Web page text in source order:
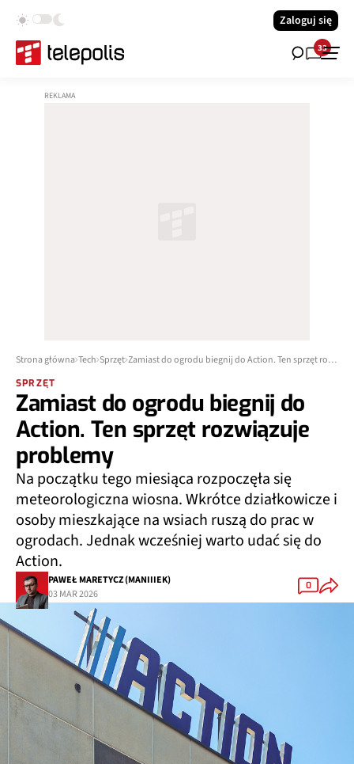
Zaloguj się
33
Strona główna Tech Sprzęt Zamiast do ogrodu biegnij do Action. Ten sprzęt rozwiązuje problemy
SPRZĘT
Zamiast do ogrodu biegnij do
Action. Ten sprzęt rozwiązuje
problemy
Na początku tego miesiąca rozpoczęła się
meteorologiczna wiosna. Wkrótce działkowicze i
osoby mieszkające na wsiach ruszą do prac w
ogrodach. Jednak wcześniej warto udać się do
Action.
PAWEŁ MARETYCZ (MANIIIEK)
03 MAR 2026
0